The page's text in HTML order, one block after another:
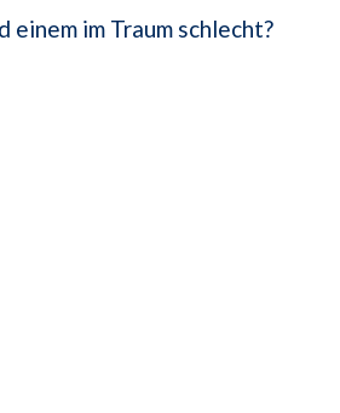
einem im Traum schlecht?